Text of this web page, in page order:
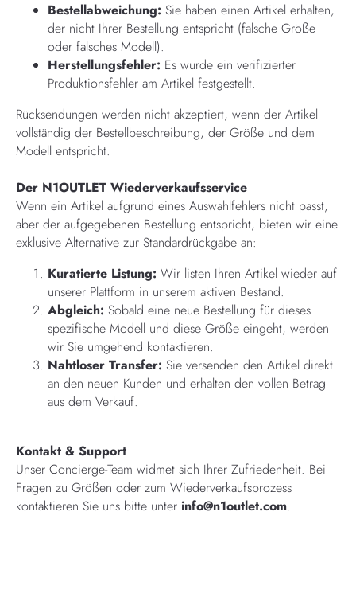
Bestellabweichung: Sie haben einen Artikel erhalten,
der nicht Ihrer Bestellung entspricht (falsche Größe
oder falsches Modell).
Herstellungsfehler: Es wurde ein verifizierter
Produktionsfehler am Artikel festgestellt.
Rücksendungen werden nicht akzeptiert, wenn der Artikel
vollständig der Bestellbeschreibung, der Größe und dem
Modell entspricht.
Der N1OUTLET Wiederverkaufsservice
Wenn ein Artikel aufgrund eines Auswahlfehlers nicht passt,
aber der aufgegebenen Bestellung entspricht, bieten wir eine
exklusive Alternative zur Standardrückgabe an:
Kuratierte Listung: Wir listen Ihren Artikel wieder auf
unserer Plattform in unserem aktiven Bestand.
Abgleich: Sobald eine neue Bestellung für dieses
spezifische Modell und diese Größe eingeht, werden
wir Sie umgehend kontaktieren.
Nahtloser Transfer: Sie versenden den Artikel direkt
an den neuen Kunden und erhalten den vollen Betrag
aus dem Verkauf.
Kontakt & Support
Unser Concierge-Team widmet sich Ihrer Zufriedenheit. Bei
Fragen zu Größen oder zum Wiederverkaufsprozess
kontaktieren Sie uns bitte unter info@n1outlet.com.